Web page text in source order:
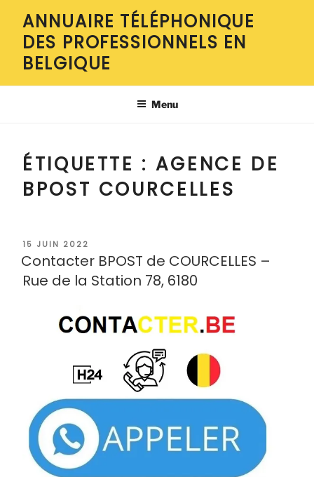
contenu
principal
ANNUAIRE TÉLÉPHONIQUE
DES PROFESSIONNELS EN
BELGIQUE
Menu
ÉTIQUETTE : AGENCE DE
BPOST COURCELLES
PUBLIÉ
LE
15 JUIN 2022
Contacter BPOST de COURCELLES –
Rue de la Station 78, 6180